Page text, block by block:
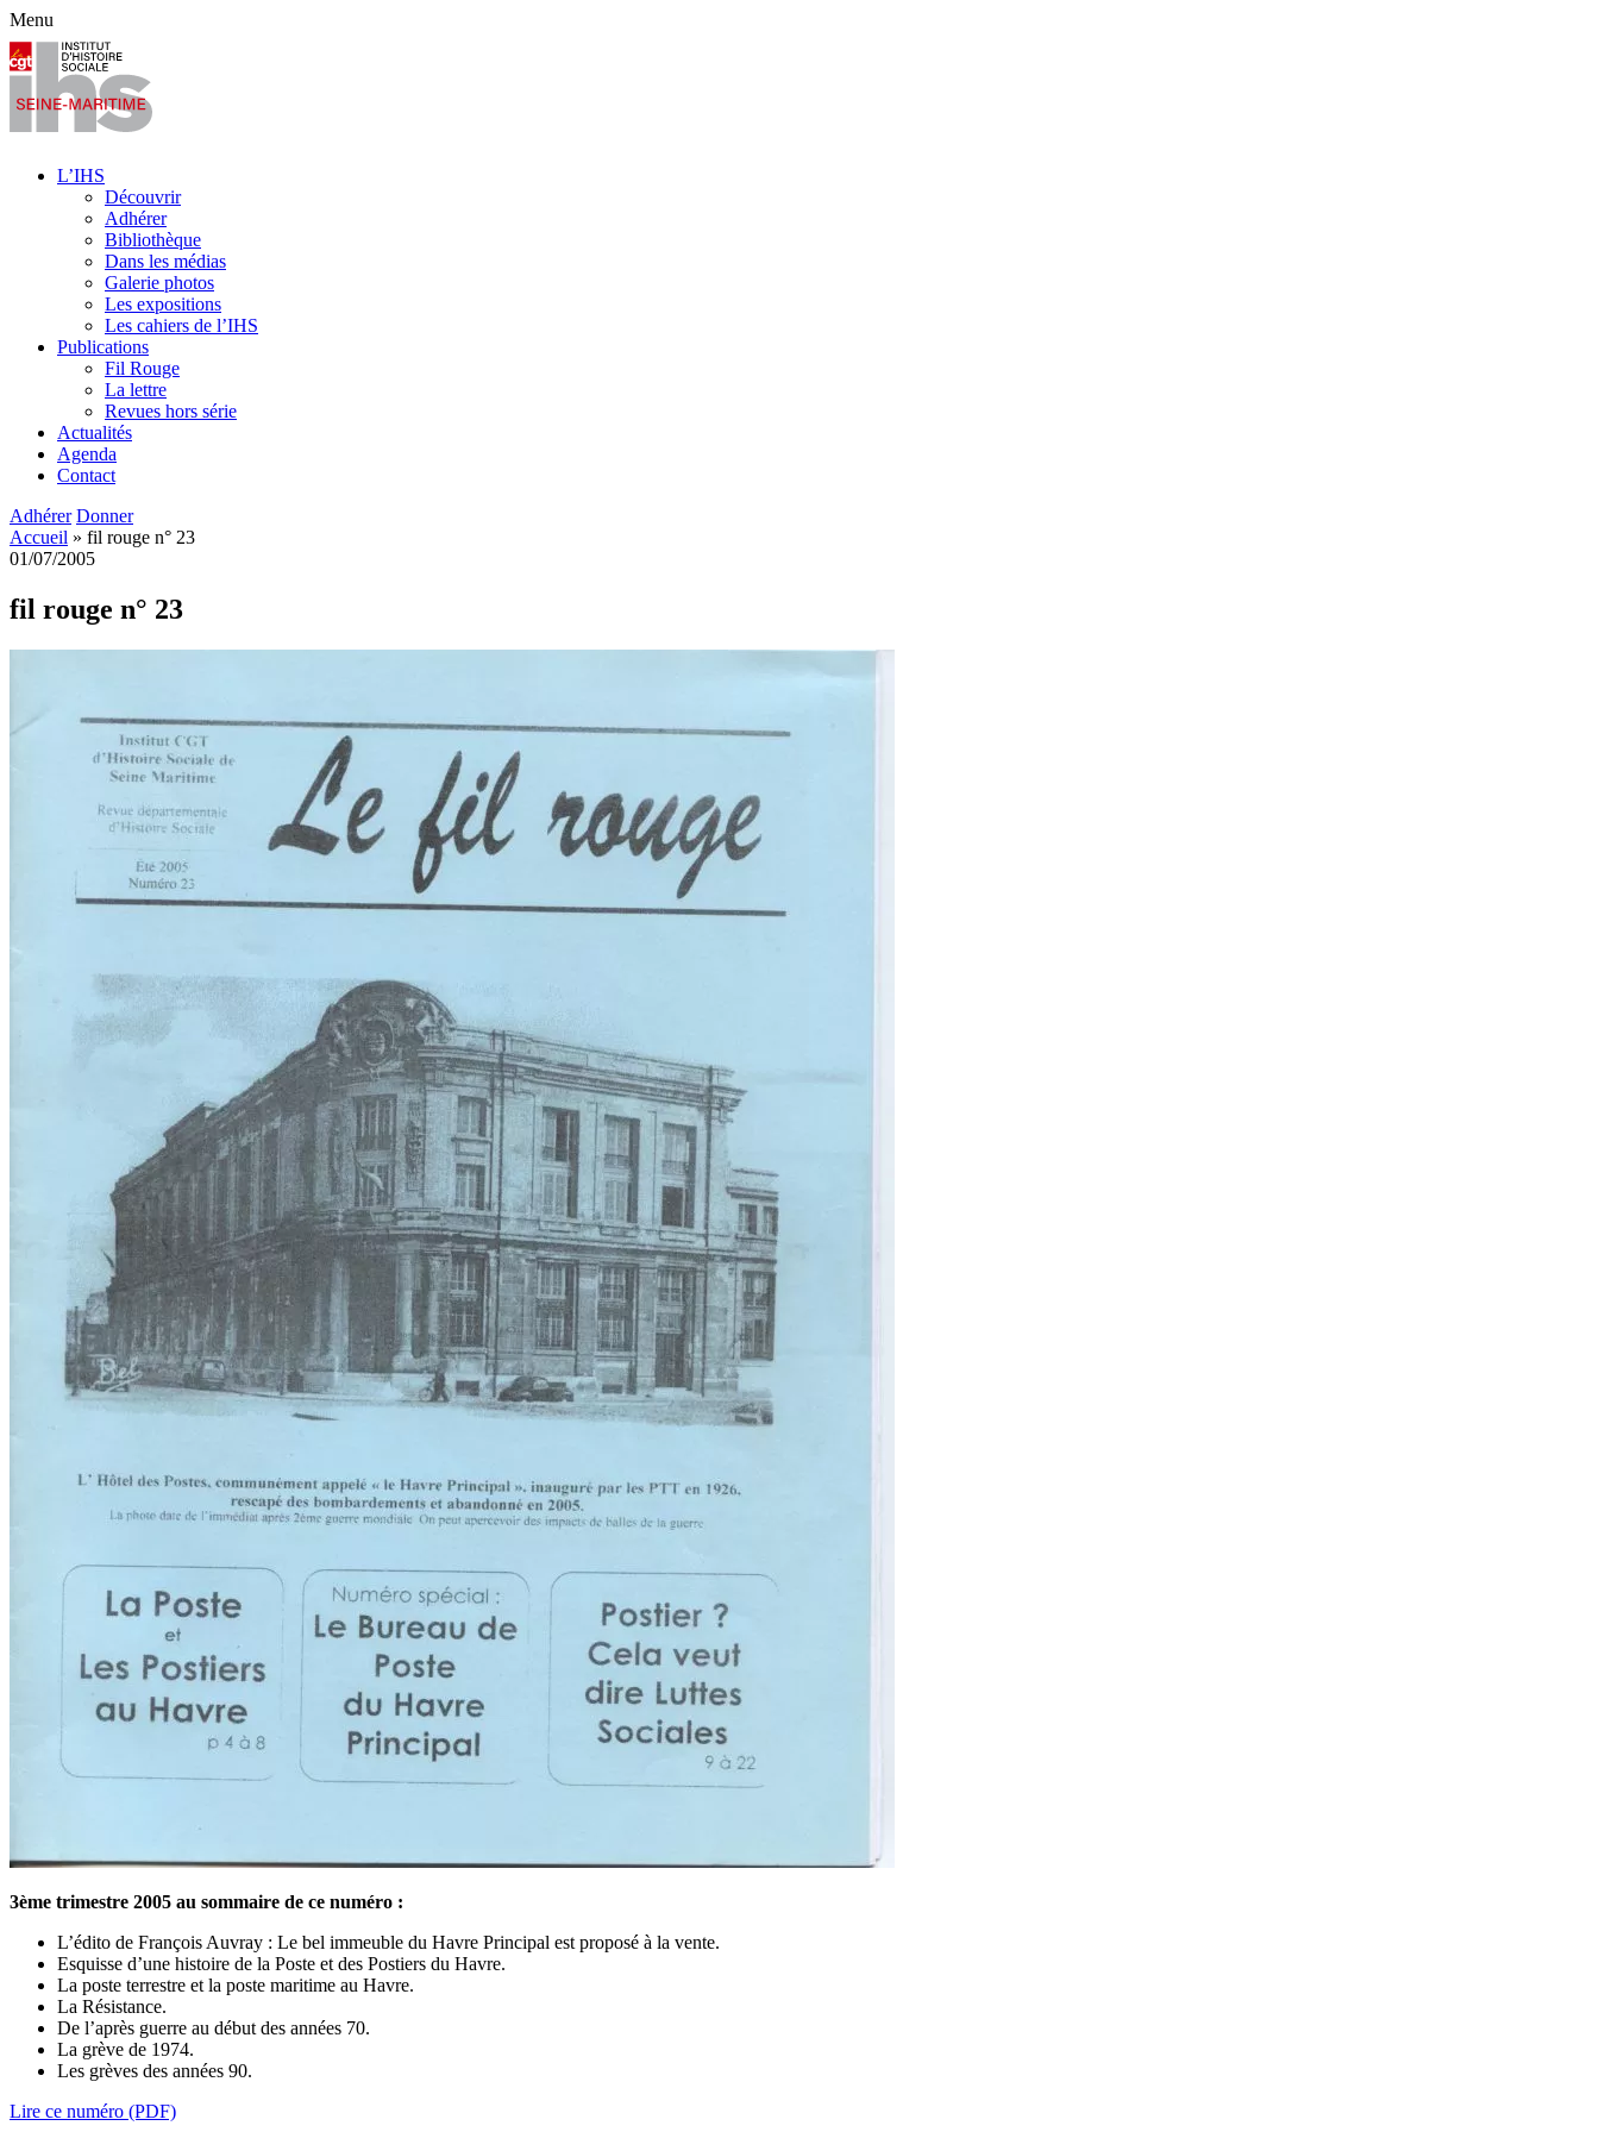
Menu
L’IHS
Découvrir
Adhérer
Bibliothèque
Dans les médias
Galerie photos
Les expositions
Les cahiers de l’IHS
Publications
Fil Rouge
La lettre
Revues hors série
Actualités
Agenda
Contact
Adhérer Donner
Accueil » fil rouge n° 23
01/07/2005
fil rouge n° 23
3ème trimestre 2005 au sommaire de ce numéro :
L’édito de François Auvray : Le bel immeuble du Havre Principal est proposé à la vente.
Esquisse d’une histoire de la Poste et des Postiers du Havre.
La poste terrestre et la poste maritime au Havre.
La Résistance.
De l’après guerre au début des années 70.
La grève de 1974.
Les grèves des années 90.
Lire ce numéro (PDF)